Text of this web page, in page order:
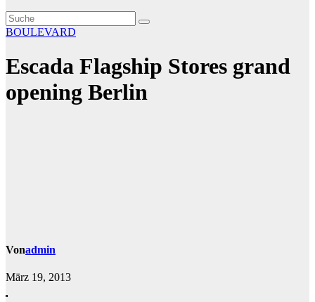
BOULEVARD
Escada Flagship Stores grand
opening Berlin
Vonadmin
März 19, 2013